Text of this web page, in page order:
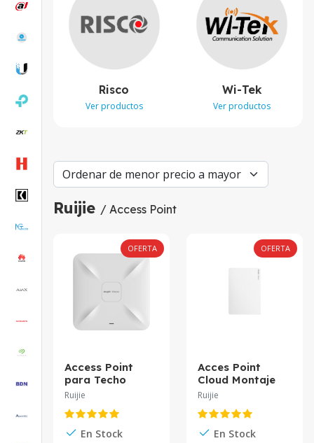
Risco
Ver productos
Wi-Tek
Ver productos
Ruijie / Access Point
OFERTA
Access Point
para Techo
AC1300 Doble
Banda Gigabit
RG-RAP2200(E)
Ruijie
En Stock
OFERTA
Acces Point
Cloud Montaje
de pared
802.11ax Wifi 6
2x2 MU-MIMO 5
puertos Giga 1
Ruijie
En Stock